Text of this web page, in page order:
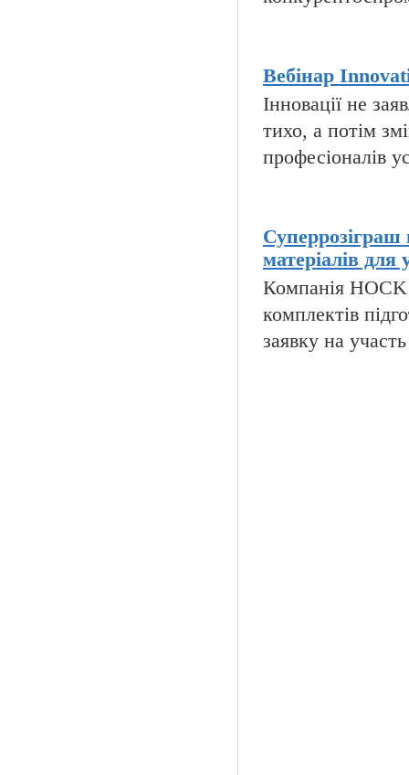
Вебінар
Інновації не
тихо, а потім
професіоналів
Суперрозіграш
матеріалів для
Компанія
комплектів
заявку на